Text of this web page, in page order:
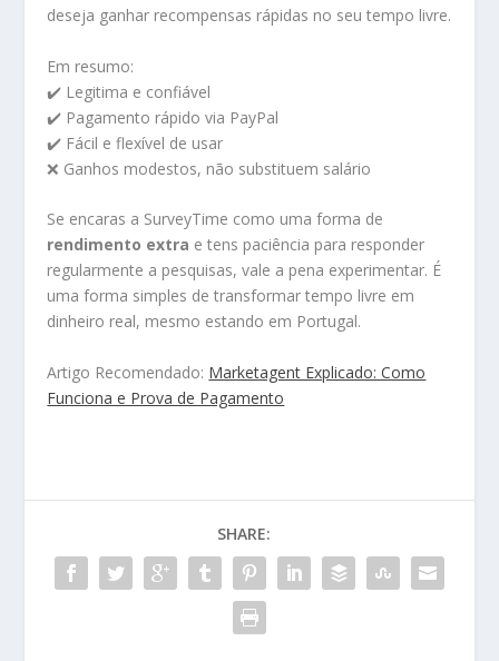
deseja ganhar recompensas rápidas no seu tempo livre.
Em resumo:
✔️ Legitima e confiável
✔️ Pagamento rápido via PayPal
✔️ Fácil e flexível de usar
❌ Ganhos modestos, não substituem salário
Se encaras a SurveyTime como uma forma de
rendimento extra e tens paciência para responder
regularmente a pesquisas, vale a pena experimentar. É
uma forma simples de transformar tempo livre em
dinheiro real, mesmo estando em Portugal.
Artigo Recomendado: Marketagent Explicado: Como
Funciona e Prova de Pagamento
SHARE: